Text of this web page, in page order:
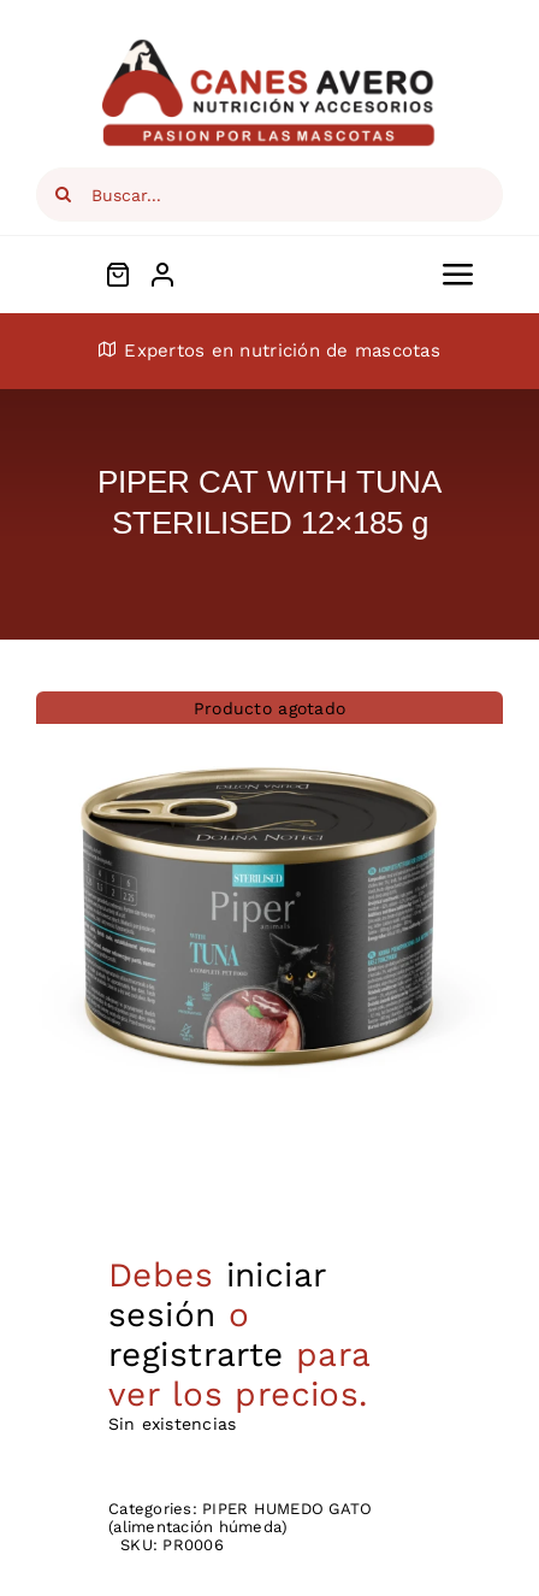
Search
Conócenos
Arenas
Descanso
Super Ofertas
Expertos en nutrición de mascotas
PIPER CAT WITH TUNA
STERILISED 12×185 g
Producto agotado
Debes iniciar
sesión o
registrarte para
ver los precios.
Sin existencias
Categories: PIPER HUMEDO GATO
(alimentación húmeda)
SKU: PR0006